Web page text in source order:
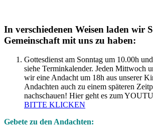
In verschiedenen Weisen laden wir
Gemeinschaft mit uns zu haben:
Gottesdienst am Sonntag um 10.00h
siehe Terminkalender. Jeden Mittwoch
wir eine Andacht um 18h aus unserer
Andachten auch zu einem späteren
nachschauen! Hier geht es zum
BITTE KLICKEN
Gebete zu den Andachten: